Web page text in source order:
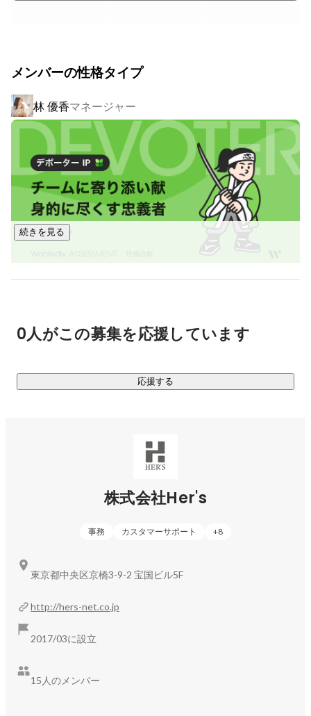
個人向けのオンラインスクール運営で培ってきた知見をもと
に、法人向けに研修事業を立ち上げました。
AIやWebを活用して従業員の業務効率化に繋げることで会社
全体の生産性向上、利益の最大化に貢献するサービスです。
【福祉事業】
2025年新たに、福祉事業をスタートします。
障がいをもった方が安定して社会に出て働くことができるよ
うに、必要なトレーニング・サポートをしています。
メンバーの性格タイプ
林 優香マネージャー
続きを見る
0人がこの募集を応援しています
応援する
株式会社Her's
事務 カスタマーサポート +8
http://hers-net.co.jp
2017/03に設立
15人のメンバー
東京都中央区京橋3-9-2 宝国ビル5F